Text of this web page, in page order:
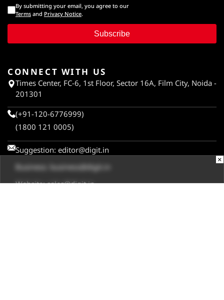
By submitting your email, you agree to our
Terms and Privacy Notice.
Subscribe
CONNECT WITH US
Times Center, FC-6, 1st Floor, Sector 16A, Film City, Noida -
201301
(+91-120-6776999)
(1800 121 0005)
Suggestion: editor@digit.in
Business:
business@digit.in
Website:sales@digit.in
×